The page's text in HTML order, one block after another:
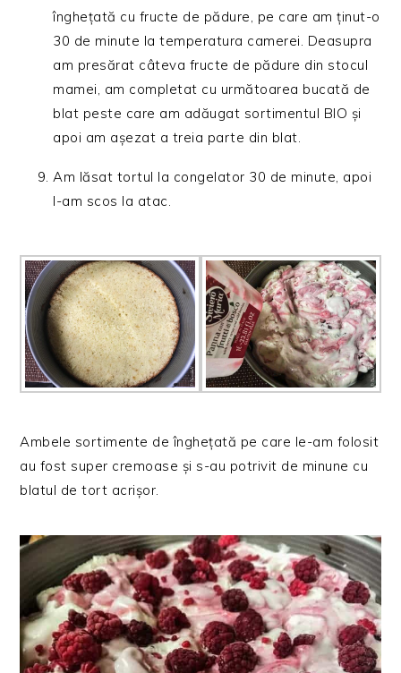
înghețată cu fructe de pădure, pe care am ținut-o
30 de minute la temperatura camerei. Deasupra
am presărat câteva fructe de pădure din stocul
mamei, am completat cu următoarea bucată de
blat peste care am adăugat sortimentul BIO și
apoi am așezat a treia parte din blat.
Am lăsat tortul la congelator 30 de minute, apoi
l-am scos la atac.
Ambele sortimente de înghețată pe care le-am folosit
au fost super cremoase și s-au potrivit de minune cu
blatul de tort acrișor.